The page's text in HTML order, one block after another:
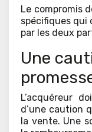
Le compromis
spécifiques qui
par les deux
Une
L’acquéreur
d’une caution
la vente. Une